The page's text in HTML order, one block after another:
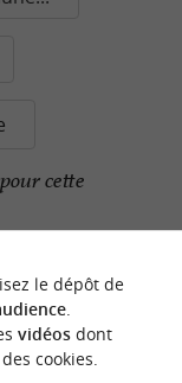
cette
le dépôt de
.
vidéosdont
cookies.